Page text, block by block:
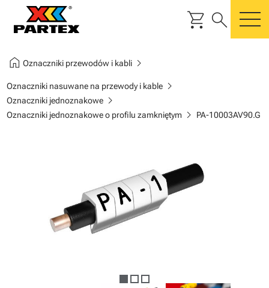
shopping_cart search
home Oznaczniki przewodów i kablichevron_right
Oznaczniki nasuwane na przewody i kablechevron_right
Oznaczniki jednoznakowechevron_right
Oznaczniki jednoznakowe o profilu zamkniętym chevron_right PA-10003AV90.G